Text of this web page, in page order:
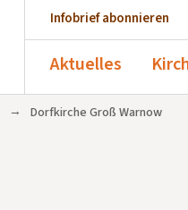
Infobrief abonnieren
Aktuelles
→ Dorfkirche Groß Warnow